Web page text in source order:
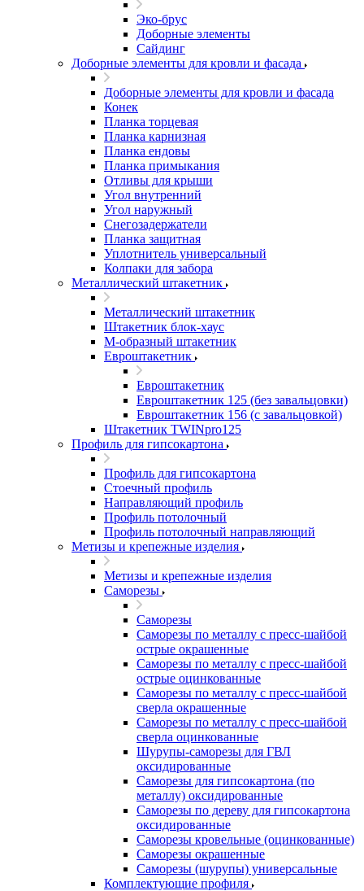
Эко-брус
Доборные элементы
Сайдинг
Доборные элементы для кровли и фасада
Доборные элементы для кровли и фасада
Конек
Планка торцевая
Планка карнизная
Планка ендовы
Планка примыкания
Отливы для крыши
Угол внутренний
Угол наружный
Снегозадержатели
Планка защитная
Уплотнитель универсальный
Колпаки для забора
Металлический штакетник
Металлический штакетник
Штакетник блок-хаус
М-образный штакетник
Евроштакетник
Евроштакетник
Евроштакетник 125 (без завальцовки)
Евроштакетник 156 (с завальцовкой)
Штакетник TWINpro125
Профиль для гипсокартона
Профиль для гипсокартона
Стоечный профиль
Направляющий профиль
Профиль потолочный
Профиль потолочный направляющий
Метизы и крепежные изделия
Метизы и крепежные изделия
Саморезы
Саморезы
Саморезы по металлу с пресс-шайбой
острые окрашенные
Саморезы по металлу с пресс-шайбой
острые оцинкованные
Саморезы по металлу с пресс-шайбой
сверла окрашенные
Саморезы по металлу с пресс-шайбой
сверла оцинкованные
Шурупы-саморезы для ГВЛ
оксидированные
Саморезы для гипсокартона (по
металлу) оксидированные
Саморезы по дереву для гипсокартона
оксидированные
Саморезы кровельные (оцинкованные)
Саморезы окрашенные
Саморезы (шурупы) универсальные
Комплектующие профиля